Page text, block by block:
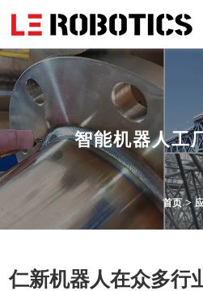
智能机器人工
首页>
仁新机器人在众多行